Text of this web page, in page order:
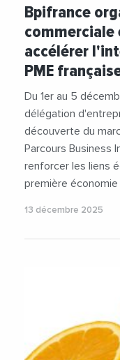
Bpifrance
commerciale
accélérer
PME
Du 1er au 5
délégation
découverte du
Parcours Business
renforcer les liens
première
13 décembre 2025